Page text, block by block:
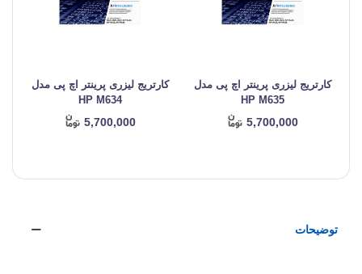
کارتریج لیزری پرینتر اچ پی مدل
HP M635
5,700,000
کارتریج لیزری پرینتر اچ پی مدل
HP M634
5,700,000
توضیحات